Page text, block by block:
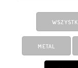
METAL